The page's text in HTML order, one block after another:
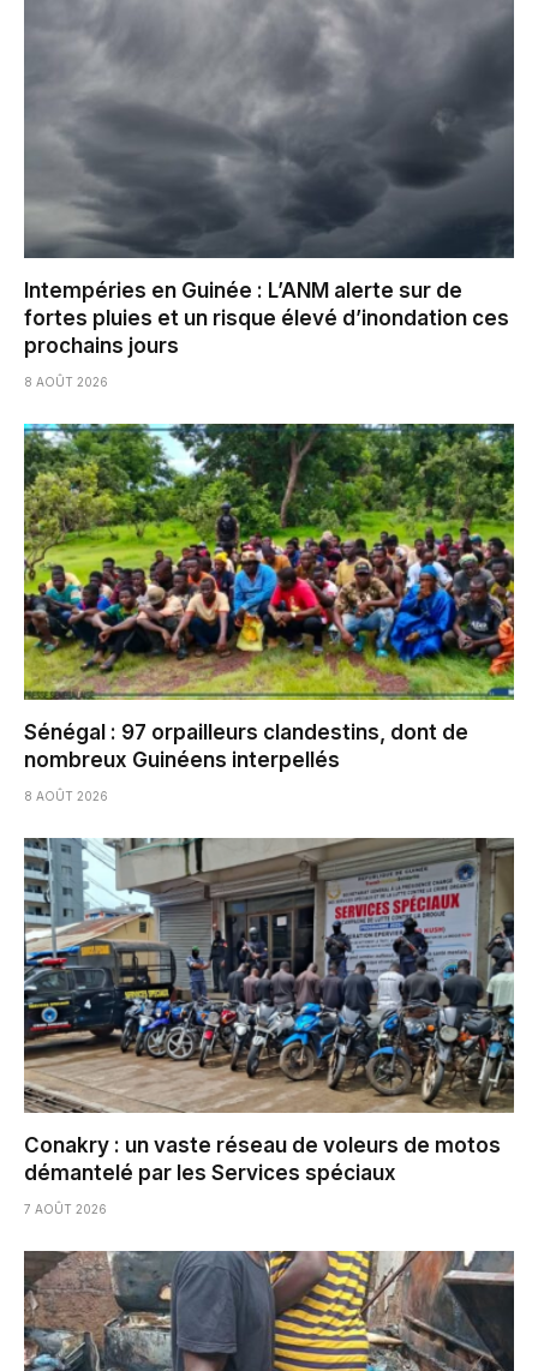
Intempéries en Guinée : L’ANM alerte sur de
fortes pluies et un risque élevé d’inondation ces
prochains jours
8 AOÛT 2026
Sénégal : 97 orpailleurs clandestins, dont de
nombreux Guinéens interpellés
8 AOÛT 2026
Conakry : un vaste réseau de voleurs de motos
démantelé par les Services spéciaux
7 AOÛT 2026